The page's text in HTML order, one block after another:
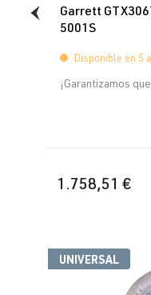
Garrett
5001S
Disponible en 5
¡Garantizamos
1.758,51 €
UNIVERSAL